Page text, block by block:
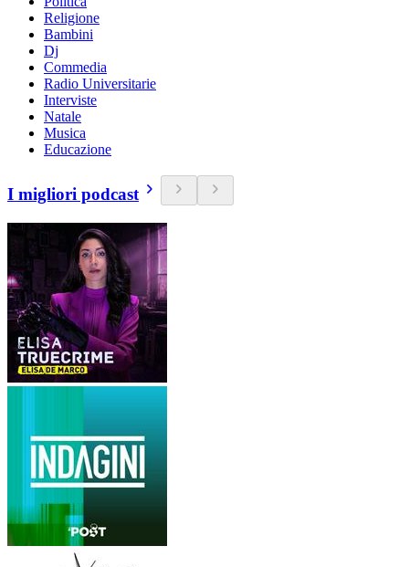
Religione
Bambini
Dj
Commedia
Radio Universitarie
Interviste
Natale
Musica
Educazione
I migliori podcast